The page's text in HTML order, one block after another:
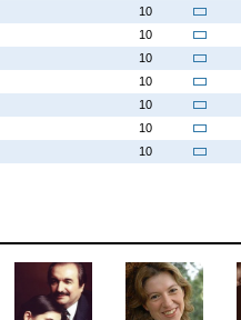
10
10
10
10
10
10
10